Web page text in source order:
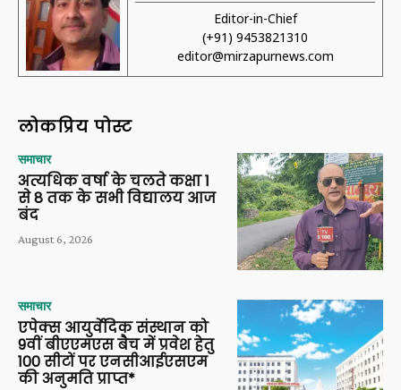
Editor-in-Chief
(+91) 9453821310
editor@mirzapurnews.com
लोकप्रिय पोस्ट
समाचार
अत्यधिक वर्षा के चलते कक्षा 1
से 8 तक के सभी विद्यालय आज
बंद
August 6, 2026
समाचार
एपेक्स आयुर्वेदिक संस्थान को
9वीं बीएएमएस बैच में प्रवेश हेतु
100 सीटों पर एनसीआईएसएम
की अनुमति प्राप्त*